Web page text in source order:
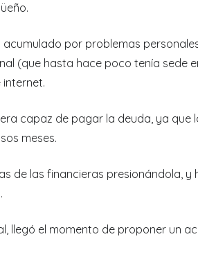
por problemas
(que hasta hace poco tenía sede
capaz de pagar la deuda, ya que
meses.
de las financieras presionándola, y
llegó el momento de proponer un